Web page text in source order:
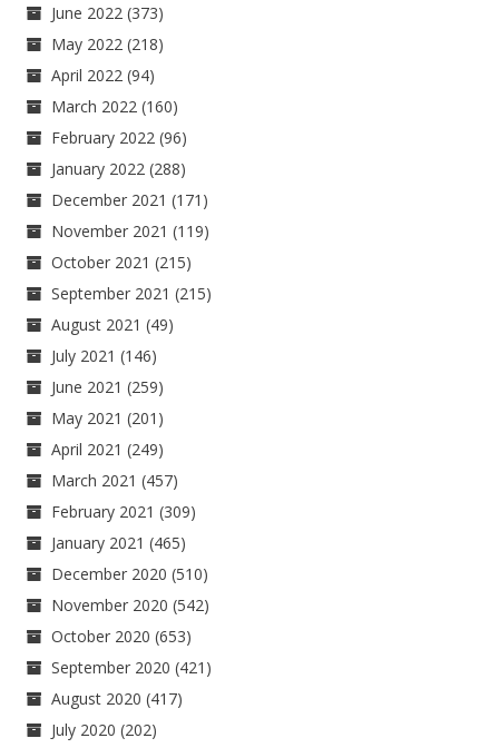
June 2022 (373)
May 2022 (218)
April 2022 (94)
March 2022 (160)
February 2022 (96)
January 2022 (288)
December 2021 (171)
November 2021 (119)
October 2021 (215)
September 2021 (215)
August 2021 (49)
July 2021 (146)
June 2021 (259)
May 2021 (201)
April 2021 (249)
March 2021 (457)
February 2021 (309)
January 2021 (465)
December 2020 (510)
November 2020 (542)
October 2020 (653)
September 2020 (421)
August 2020 (417)
July 2020 (202)